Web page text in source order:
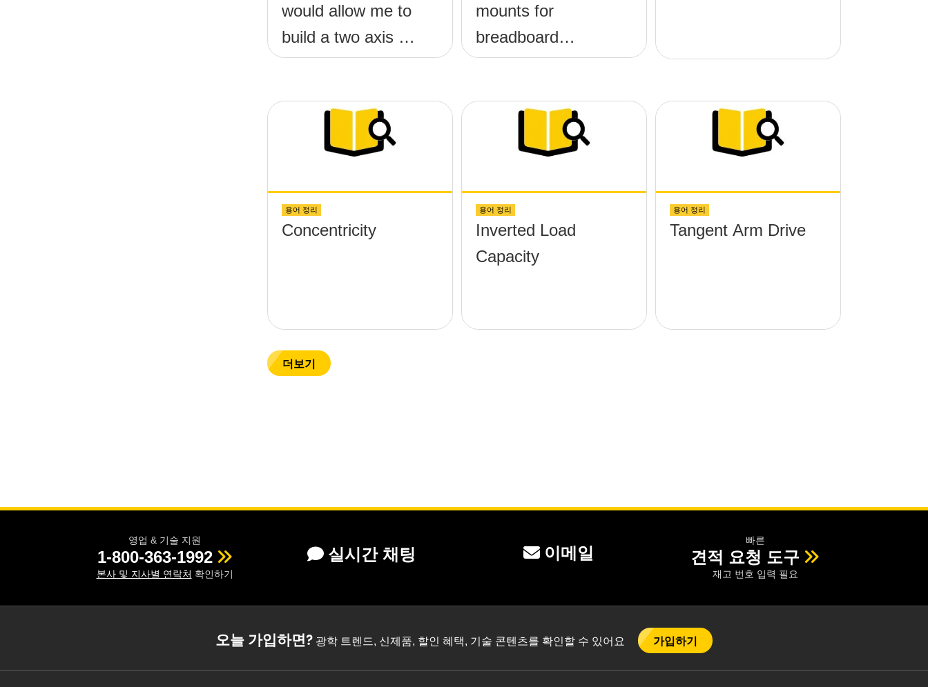
would allow me to
build a two axis tilt
(&theta;-x,
without any
screws protruding
surface?
mounts for
breadboard
applications?
용어 정리
Concentricity
용어 정리
Inverted Load
Capacity
용어 정리
Tangent Arm Drive
더보기
영업 & 기술 지원
1-800-363-1992
본사 및 지사별 연락처 확인하기
실시간 채팅 이메일
빠른
견적 요청 도구
재고 번호 입력 필요
오늘 가입하면?광학 트렌드, 신제품, 할인 혜택, 기술 콘텐츠를 확인할 수 있어요 가입하기